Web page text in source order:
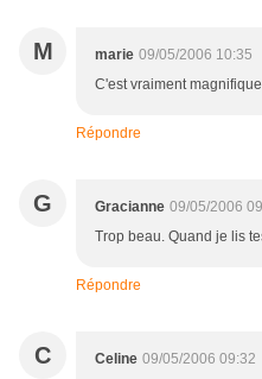
M marie 09/05/2006 10:35
C'est vraiment
Répondre
G Gracianne 09/05/2006
Trop beau. Quand je lis
Répondre
C Celine 09/05/2006 09:32